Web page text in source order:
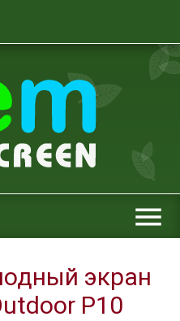

экран
Р10